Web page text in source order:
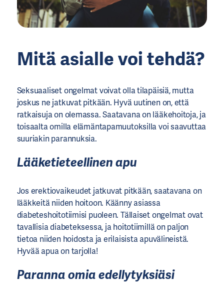
Mitä asialle voi tehdä?
Seksuaaliset ongelmat voivat olla tilapäisiä, mutta
joskus ne jatkuvat pitkään. Hyvä uutinen on, että
ratkaisuja on olemassa. Saatavana on lääkehoitoja, ja
toisaalta omilla elämäntapamuutoksilla voi saavuttaa
suuriakin parannuksia.
Lääketieteellinen apu
Jos erektiovaikeudet jatkuvat pitkään, saatavana on
lääkkeitä niiden hoitoon. Käänny asiassa
diabeteshoitotiimisi puoleen. Tällaiset ongelmat ovat
tavallisia diabeteksessa, ja hoitotiimillä on paljon
tietoa niiden hoidosta ja erilaisista apuvälineistä.
Hyvää apua on tarjolla!
Paranna omia edellytyksiäsi